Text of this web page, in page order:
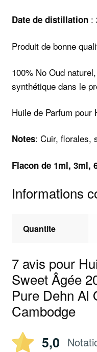
Date de distillation:
Produit de bonne
100% No Oud
synthétique dans le
Huile de Parfum pour
Notes: Cuir, florales,
Flacon de 1ml, 3ml,
Informations
Quantite
7 avis pour
Sweet Âgée
Pure Dehn Al
Cambodge
5,0